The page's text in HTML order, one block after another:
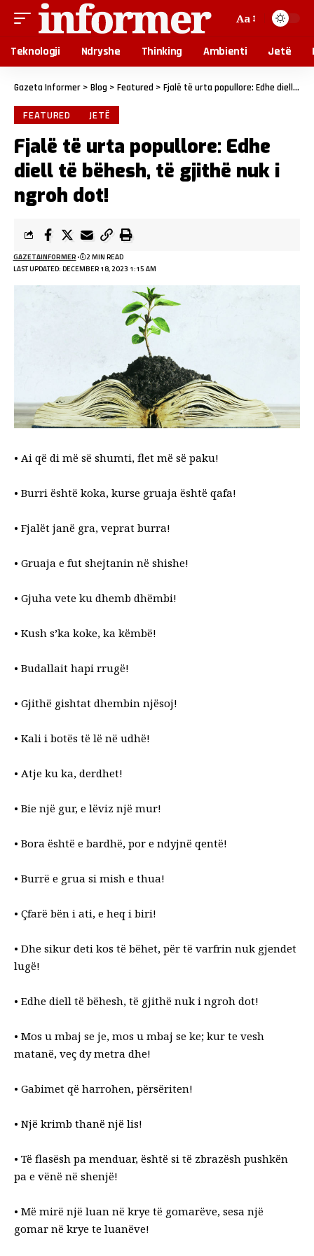
Aa
Teknologji Ndryshe Thinking Ambienti Jetë
Gazeta Informer > Blog > Featured > Fjalë të urta popullore: Edhe diell të bëhesh, të gjithë nuk i ngroh dot!
FEATURED JETË
Fjalë të urta popullore: Edhe
diell të bëhesh, të gjithë nuk i
ngroh dot!
LAST UPDATED: DECEMBER 18, 2023 1:15 AM
GAZETAINFORMER 2 MIN READ
• Ai që di më së shumti, flet më së paku!
• Burri është koka, kurse gruaja është qafa!
• Fjalët janë gra, veprat burra!
• Gruaja e fut shejtanin në shishe!
• Gjuha vete ku dhemb dhëmbi!
• Kush s’ka koke, ka këmbë!
• Budallait hapi rrugë!
• Gjithë gishtat dhembin njësoj!
• Kali i botës të lë në udhë!
• Atje ku ka, derdhet!
• Bie një gur, e lëviz një mur!
• Bora është e bardhë, por e ndyjnë qentë!
• Burrë e grua si mish e thua!
• Çfarë bën i ati, e heq i biri!
• Dhe sikur deti kos të bëhet, për të varfrin nuk gjendet
lugë!
• Edhe diell të bëhesh, të gjithë nuk i ngroh dot!
• Mos u mbaj se je, mos u mbaj se ke; kur te vesh
matanë, veç dy metra dhe!
• Gabimet që harrohen, përsëriten!
• Një krimb thanë një lis!
• Të flasësh pa menduar, është si të zbrazësh pushkën
pa e vënë në shenjë!
• Më mirë një luan në krye të gomarëve, sesa një
gomar në krye te luanëve!